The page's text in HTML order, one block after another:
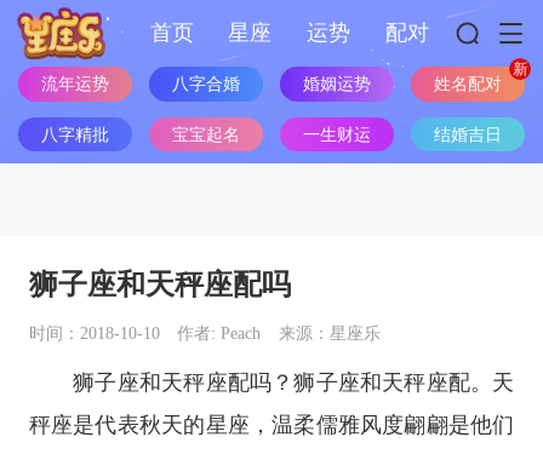
首页 星座 运势 配对
流年运势 八字合婚 婚姻运势 姓名配对
八字精批 宝宝起名 一生财运 结婚吉日
狮子座和天秤座配吗
时间：2018-10-10 作者: Peach 来源：星座乐
狮子座和天秤座配吗？狮子座和天秤座配。天
秤座是代表秋天的星座 ，温柔儒雅风度翩翩是他们